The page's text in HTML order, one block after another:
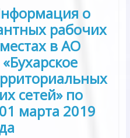
о
рабочих
местах в АО
«Бухарское
сетей» по
1 марта 2019